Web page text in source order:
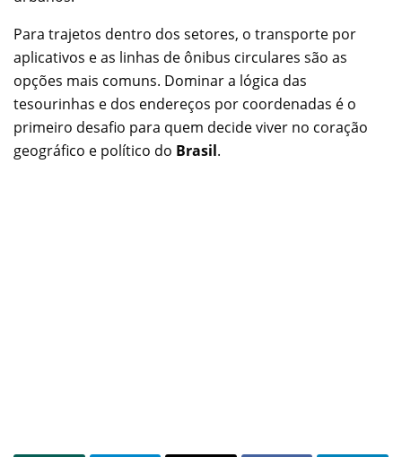
Para trajetos dentro dos setores, o transporte por
aplicativos e as linhas de ônibus circulares são as
opções mais comuns. Dominar a lógica das
tesourinhas e dos endereços por coordenadas é o
primeiro desafio para quem decide viver no coração
geográfico e político do Brasil.